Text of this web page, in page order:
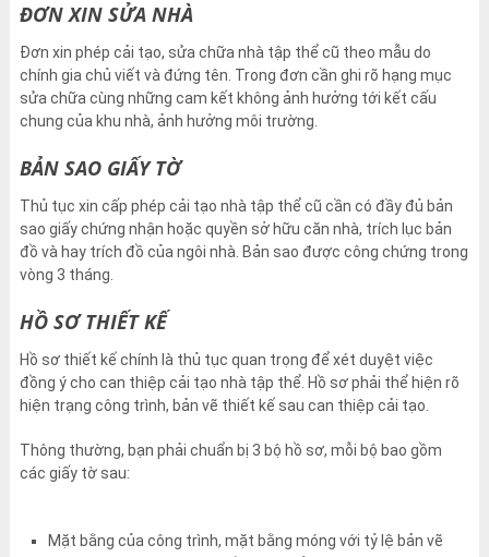
ĐƠN XIN SỬA NHÀ
Đơn xin phép cải tạo, sửa chữa nhà tập thể cũ theo mẫu do
chính gia chủ viết và đứng tên. Trong đơn cần ghi rõ hạng mục
sửa chữa cùng những cam kết không ảnh hưởng tới kết cấu
chung của khu nhà, ảnh hưởng môi trường.
BẢN SAO GIẤY TỜ
Thủ tục xin cấp phép cải tạo nhà tập thể cũ cần có đầy đủ bản
sao giấy chứng nhận hoặc quyền sở hữu căn nhà, trích lục bản
đồ và hay trích đồ của ngôi nhà. Bản sao được công chứng trong
vòng 3 tháng.
HỒ SƠ THIẾT KẾ
Hồ sơ thiết kế chính là thủ tục quan trọng để xét duyệt việc
đồng ý cho can thiệp cải tạo nhà tập thể. Hồ sơ phải thể hiện rõ
hiện trạng công trình, bản vẽ thiết kế sau can thiệp cải tạo.
Thông thường, bạn phải chuẩn bị 3 bộ hồ sơ, mỗi bộ bao gồm
các giấy tờ sau:
Mặt bằng của công trình, mặt bằng móng với tỷ lệ bản vẽ